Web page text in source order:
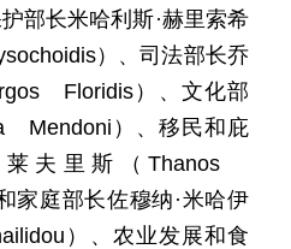
部长米哈利斯·赫里索希
）、司法部长乔
Floridis）、文化部
Mendoni）、移民和庇
夫里斯（Thanos
家庭部长佐穆纳·米哈伊
）、农业发展和食